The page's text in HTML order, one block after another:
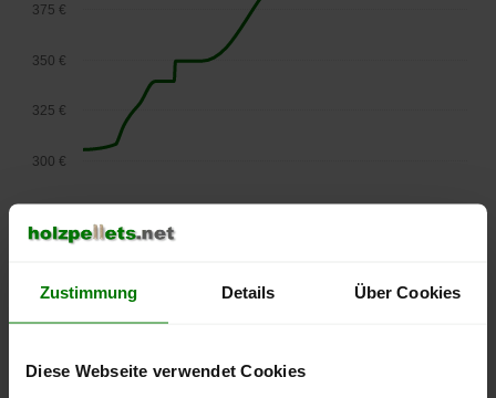
Zustimmung Details Über Cookies
Diese Webseite verwendet Cookies
September
2025
300 €
325 €
350 €
375 €
Die aktuelle Preisentwicklung für Holzpellets in Österreich
nachvollziehen.